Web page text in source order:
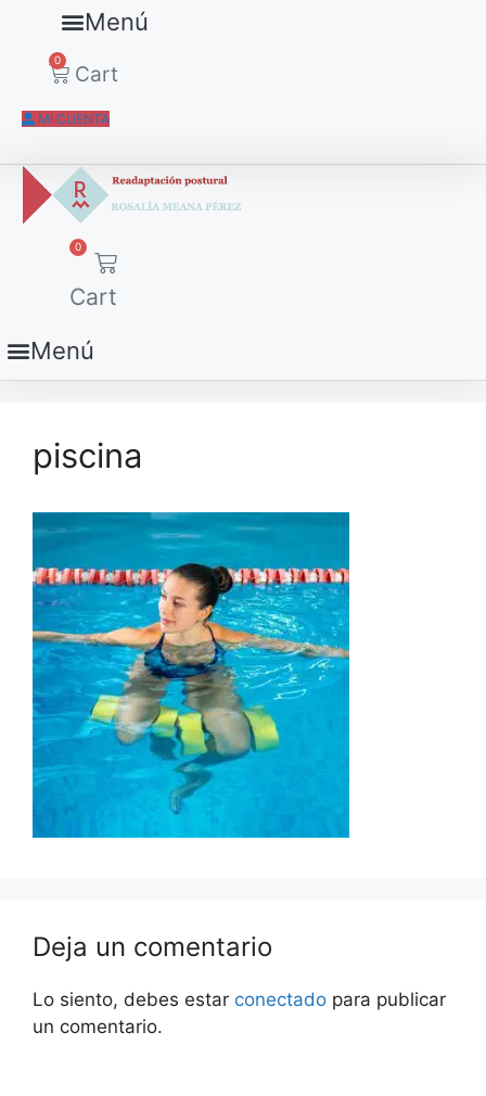
Menú
0
Cart
MI CUENTA
0
Cart
Menú
piscina
Deja un comentario
Lo siento, debes estar conectado para publicar
un comentario.